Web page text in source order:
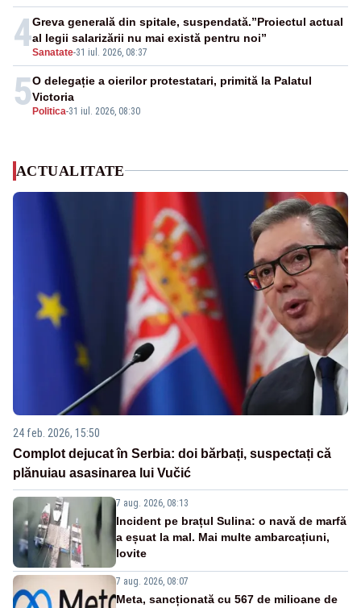
4Sanatate-31 iul. 2026, 08:37
Greva generală din spitale, suspendată.”Proiectul actual
al legii salarizării nu mai există pentru noi”
5Politica-31 iul. 2026, 08:30
O delegație a oierilor protestatari, primită la Palatul
Victoria
ACTUALITATE
24 feb. 2026, 15:50
Complot dejucat în Serbia: doi bărbați, suspectați că
plănuiau asasinarea lui Vučić
7 aug. 2026, 08:13
Incident pe brațul Sulina: o navă de marfă
a eșuat la mal. Mai multe ambarcațiuni,
lovite
7 aug. 2026, 08:07
Meta, sancționată cu 567 de milioane de